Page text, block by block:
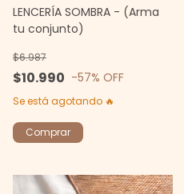
LENCERÍA SOMBRA - (Arma
tu conjunto)
$10.990
$6.987
-57% OFF
Se está agotando 🔥
Comprar